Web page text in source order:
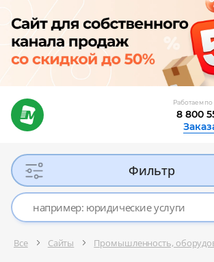
Работаем
8 800
Фильтр
Все Сайты Промышленность,